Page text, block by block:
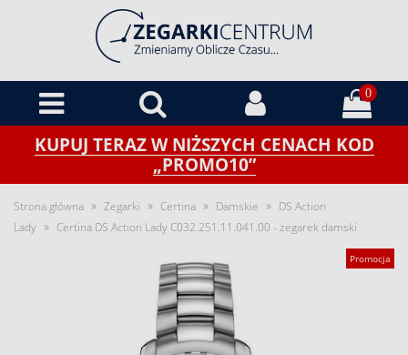
0
KUPUJ TERAZ W NIŻSZYCH CENACH KOD
„PROMO10”
Strona główna » Zegarki » Certina » Damskie » DS Action
Lady » Certina DS Action Lady C032.251.11.041.00 - zegarek damski
Promocja